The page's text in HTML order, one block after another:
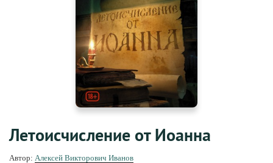
Летоисчисление от Иоанна
Автор: Алексей Викторович Иванов